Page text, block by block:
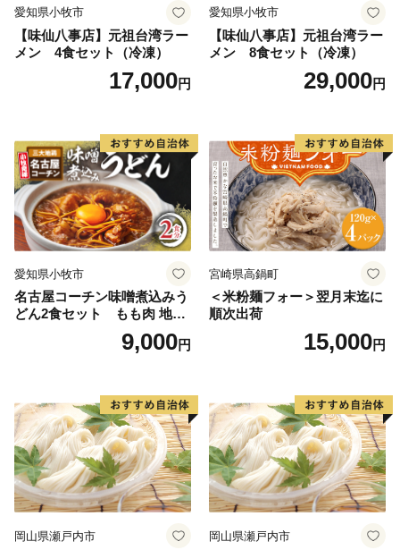
愛知県小牧市
【味仙八事店】元祖台湾ラー
メン 4食セット（冷凍）
17,000円
愛知県小牧市
【味仙八事店】元祖台湾ラー
メン 8食セット（冷凍）
29,000円
愛知県小牧市
名古屋コーチン味噌煮込みう
どん2食セット もも肉 地鶏
9,000円
宮崎県高鍋町
＜米粉麺フォー＞翌月末迄に
順次出荷
15,000円
岡山県瀬戸内市 岡山県瀬戸内市